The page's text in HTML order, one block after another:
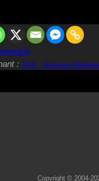
: 2011 Ancienne
Copyright © 2004-